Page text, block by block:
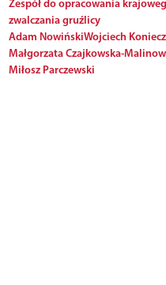
Zespół do opracowania
zwalczania gruźlicy
Adam NowińskiWojciech
Małgorzata Czajkowska-
Miłosz Parczewski